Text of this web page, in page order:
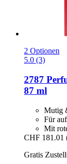
2 Optionen
5.0 (3)
2787
87 ml
Mutig
Für
Mit
CHF 181.01
Gratis